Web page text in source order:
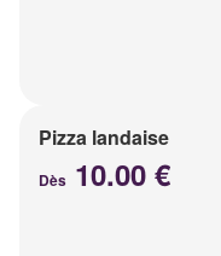
Pizza landaise
Dès 10.00 €